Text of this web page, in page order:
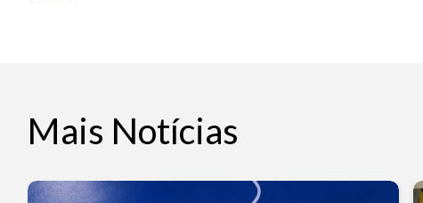
Mais Notícias